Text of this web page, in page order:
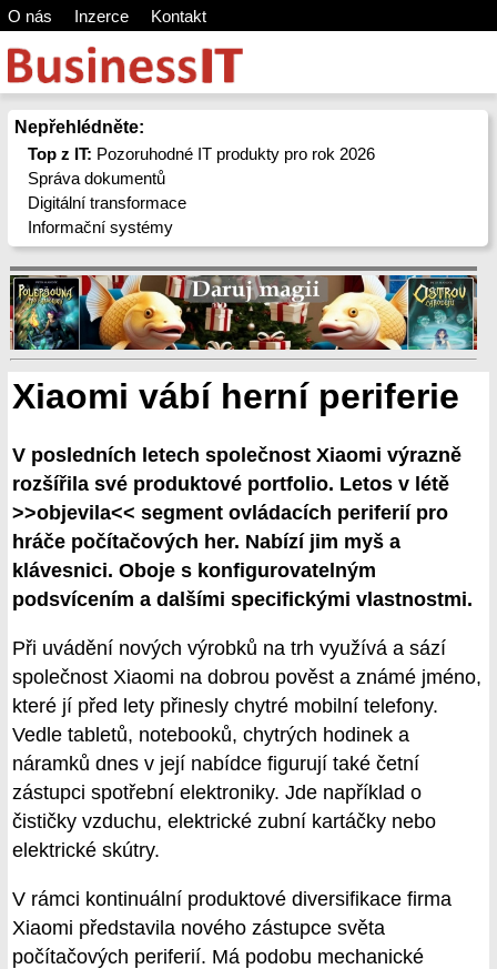
O nás Inzerce Kontakt
Nepřehlédněte:
Top z IT: Pozoruhodné IT produkty pro rok 2026
Správa dokumentů
Digitální transformace
Informační systémy
Xiaomi vábí herní periferie
V posledních letech společnost Xiaomi výrazně
rozšířila své produktové portfolio. Letos v létě
>>objevila<< segment ovládacích periferií pro
hráče počítačových her. Nabízí jim myš a
klávesnici. Oboje s konfigurovatelným
podsvícením a dalšími specifickými vlastnostmi.
Při uvádění nových výrobků na trh využívá a sází
společnost Xiaomi na dobrou pověst a známé jméno,
které jí před lety přinesly chytré mobilní telefony.
Vedle tabletů, notebooků, chytrých hodinek a
náramků dnes v její nabídce figurují také četní
zástupci spotřební elektroniky. Jde například o
čističky vzduchu, elektrické zubní kartáčky nebo
elektrické skútry.
V rámci kontinuální produktové diversifikace firma
Xiaomi představila nového zástupce světa
počítačových periferií. Má podobu mechanické